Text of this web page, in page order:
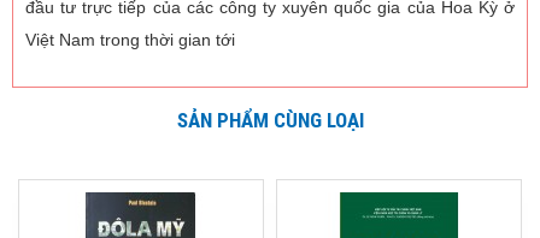
đầu tư trực tiếp của các công ty xuyên quốc gia của Hoa Kỳ ở
Việt Nam trong thời gian tới
SẢN PHẨM CÙNG LOẠI